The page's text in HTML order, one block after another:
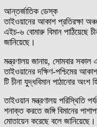
আন্তর্জাতিক ডেস্ক
তাইওয়ানের আকাশ প্রতিরক্ষা
এইচ-৬ বোমারু বিমান পাঠিয়েছে
জানিয়েছে।
মন্ত্রণালয় জানায়, সোমবার সকাল
তাইওয়ানের দক্ষিণ-পশ্চিমের
টি চীনা যুদ্ধবিমান পাঠানোর অংশ
তাইওয়ান মন্ত্রণালয় পরিস্থিতি
শনাক্ত করতে জঙ্গি বিমানের
মোতায়েন করেছে বলে জানিয়েছে।